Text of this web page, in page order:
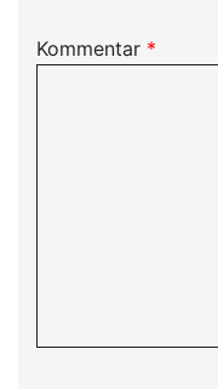
Kommentar *